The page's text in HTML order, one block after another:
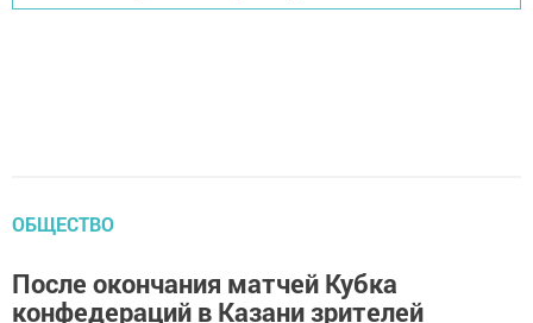
ОБЩЕСТВО
После окончания матчей Кубка
конфедераций в Казани зрителей